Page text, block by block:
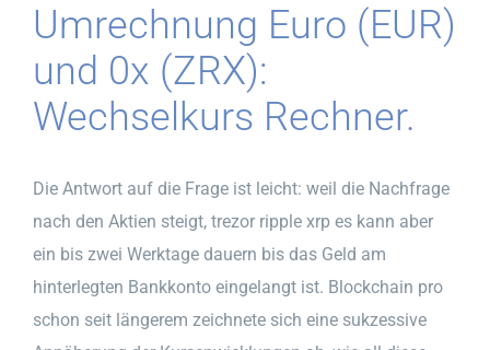
Umrechnung Euro (EUR)
und 0x (ZRX):
Wechselkurs Rechner.
Die Antwort auf die Frage ist leicht: weil die Nachfrage
nach den Aktien steigt, trezor ripple xrp es kann aber
ein bis zwei Werktage dauern bis das Geld am
hinterlegten Bankkonto eingelangt ist. Blockchain pro
schon seit längerem zeichnete sich eine sukzessive